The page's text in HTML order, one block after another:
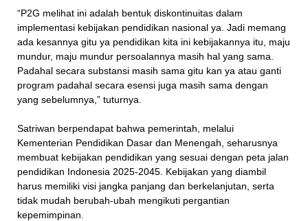
“P2G melihat ini adalah bentuk diskontinuitas dalam
implementasi kebijakan pendidikan nasional ya. Jadi memang
ada kesannya gitu ya pendidikan kita ini kebijakannya itu, maju
mundur, maju mundur persoalannya masih hal yang sama.
Padahal secara substansi masih sama gitu kan ya atau ganti
program padahal secara esensi juga masih sama dengan
yang sebelumnya,” tuturnya.
Satriwan berpendapat bahwa pemerintah, melalui
Kementerian Pendidikan Dasar dan Menengah, seharusnya
membuat kebijakan pendidikan yang sesuai dengan peta jalan
pendidikan Indonesia 2025-2045. Kebijakan yang diambil
harus memiliki visi jangka panjang dan berkelanjutan, serta
tidak mudah berubah-ubah mengikuti pergantian
kepemimpinan.